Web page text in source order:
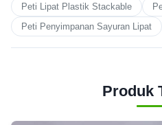
Peti Lipat Plastik Stackable
Peti Penyimpanan Sayuran Lipat
Produk